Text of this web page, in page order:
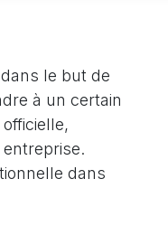
le but de
à un certain
dans